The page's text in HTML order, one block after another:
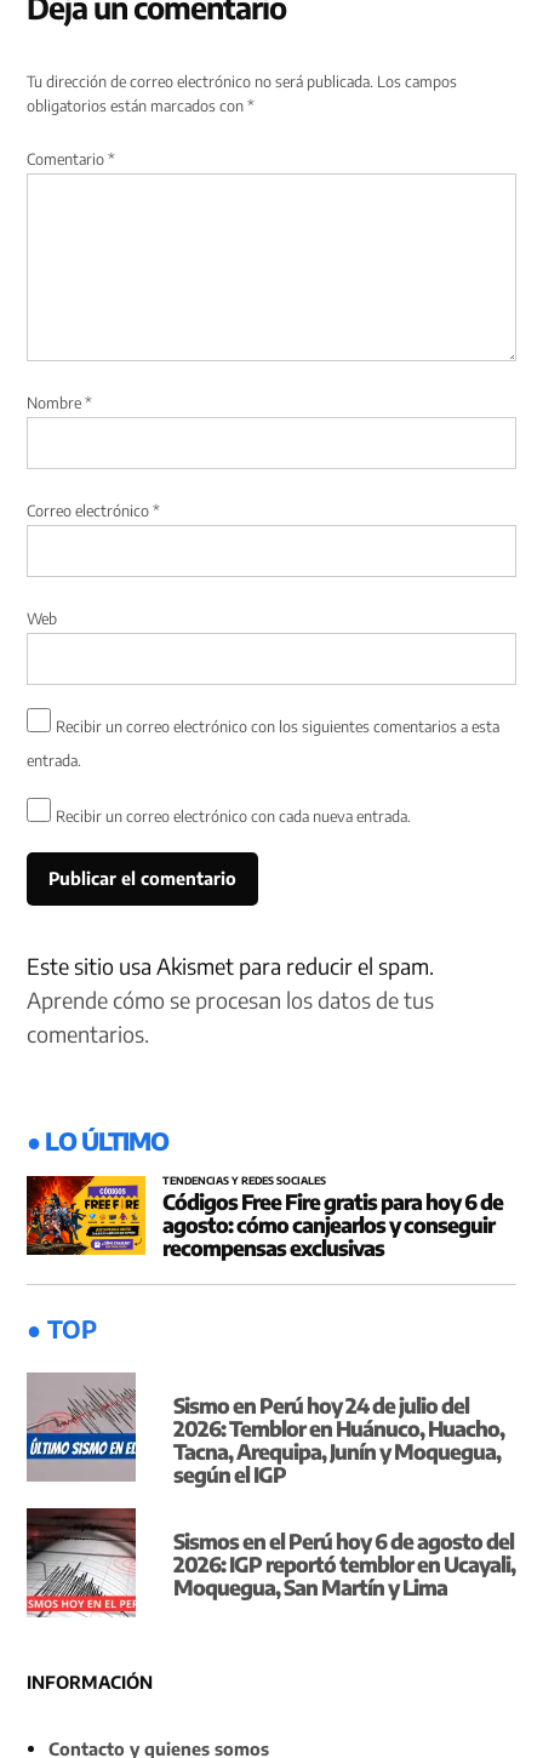
Tu dirección de correo electrónico no será publicada. Los campos
obligatorios están marcados con*
Comentario*
Nombre*
Correo electrónico*
Web
Recibir un correo electrónico con los siguientes comentarios a esta
entrada.
Recibir un correo electrónico con cada nueva entrada.
Este sitio usa Akismet para reducir el spam.
Aprende cómo se procesan los datos de tus
comentarios.
● LO ÚLTIMO
TENDENCIAS Y REDES SOCIALES
Códigos Free Fire gratis para hoy 6 de
agosto: cómo canjearlos y conseguir
recompensas exclusivas
● TOP
Sismo en Perú hoy 24 de julio del
2026: Temblor en Huánuco, Huacho,
Tacna, Arequipa, Junín y Moquegua,
según el IGP
Sismos en el Perú hoy 6 de agosto del
2026: IGP reportó temblor en Ucayali,
Moquegua, San Martín y Lima
INFORMACIÓN
Contacto y quienes somos